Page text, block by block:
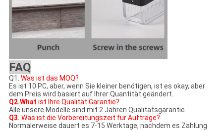
FAQ
Q1. Was ist das MOQ?
Es ist 10 PC, aber, wenn Sie kleiner benötigen, ist es okay, aber
dem Preis wird basiert auf Ihrer Quantität geändert.
Q2.What ist Ihre Qualität Garantie?
Alle unsere Modelle sind mit 2 Jahren Qualitätsgarantie.
Q3. Was ist die Vorbereitungszeit für Aufträge?
Normalerweise dauert es 7-15 Werktage, nachdem es Zahlung